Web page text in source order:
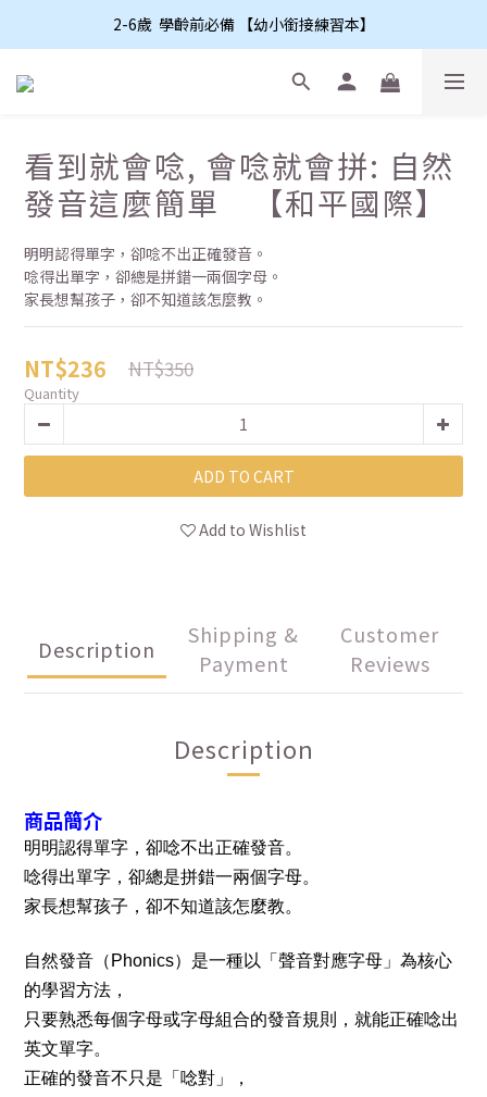
2-6歲  學齡前必備 【幼小銜接練習本】
看到就會唸, 會唸就會拼: 自然
發音這麼簡單 【和平國際】
明明認得單字，卻唸不出正確發音。
唸得出單字，卻總是拼錯一兩個字母。
家長想幫孩子，卻不知道該怎麼教。
NT$236 NT$350
Quantity
ADD TO CART
Add to Wishlist
Description
Shipping &
Payment
Customer
Reviews
Description
商品簡介
明明認得單字，卻唸不出正確發音。
唸得出單字，卻總是拼錯一兩個字母。
家長想幫孩子，卻不知道該怎麼教。
自然發音（Phonics）是一種以「聲音對應字母」為核心
的學習方法，
只要熟悉每個字母或字母組合的發音規則，就能正確唸出
英文單字。
正確的發音不只是「唸對」，